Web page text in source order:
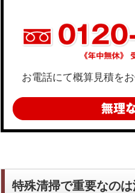
お電話にて概算見積を
特殊清掃で重要なのは